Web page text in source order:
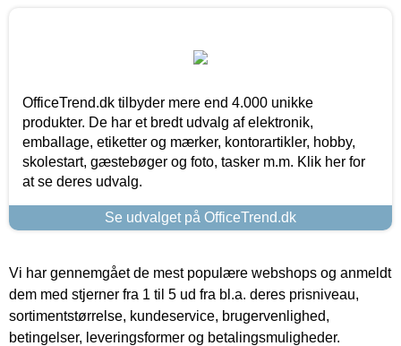
OfficeTrend.dk tilbyder mere end 4.000 unikke
produkter. De har et bredt udvalg af elektronik,
emballage, etiketter og mærker, kontorartikler, hobby,
skolestart, gæstebøger og foto, tasker m.m. Klik her for
at se deres udvalg.
Se udvalget på OfficeTrend.dk
Vi har gennemgået de mest populære webshops og anmeldt
dem med stjerner fra 1 til 5 ud fra bl.a. deres prisniveau,
sortimentstørrelse, kundeservice, brugervenlighed,
betingelser, leveringsformer og betalingsmuligheder.